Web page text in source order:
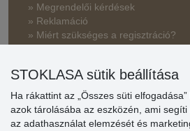
» Megrendelői kérdések
» Reklamáció
» Miért szükséges a regisztráció?
vásárlóinknak
» Súgó
STOKLASA sütik beállítása
Ha rákattint az „Összes süti
azok tárolásába az eszközén, ami segíti
az adathasználat elemzését és